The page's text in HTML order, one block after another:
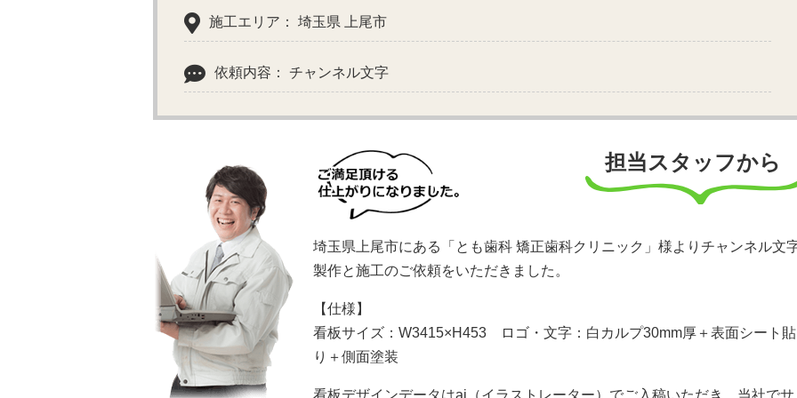
施工エリア： 埼玉県 上尾市
依頼内容： チャンネル文字
担当スタッフから
埼玉県上尾市にある「とも歯科 矯正歯科クリニック」様よりチャンネル文
製作と施工のご依頼をいただきました。
【仕様】
看板サイズ：W3415×H453 ロゴ・文字：白カルプ30mm厚＋表面シート貼
り＋側面塗装
看板デザインデータはai（イラストレーター）でご入稿いただき、当社でサ